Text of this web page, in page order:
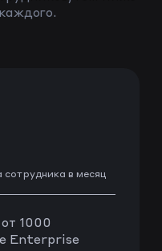
сотрудника в месяц
1000
Enterprise